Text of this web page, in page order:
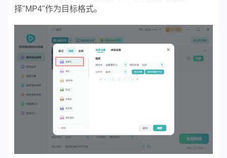
择"MP4"作为目标格式。